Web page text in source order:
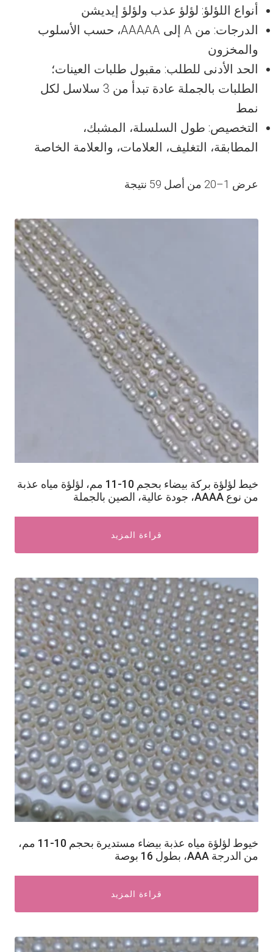
أنواع اللؤلؤ: لؤلؤ عذب ولؤلؤ إيديشن
الدرجات: من A إلى AAAAA، حسب الأسلوب
والمخزون
الحد الأدنى للطلب: مقبول طلبات العينات؛
الطلبات بالجملة عادة تبدأ من 3 سلاسل لكل
نمط
التخصيص: طول السلسلة، المشبك،
المطابقة، التغليف، العلامات، والعلامة الخاصة
عرض 1–20 من أصل 59 نتيجة
خيط لؤلؤة بركة بيضاء بحجم 10-11 مم، لؤلؤة مياه عذبة
من نوع AAAA، جودة عالية، الصين بالجملة
قراءة المزيد
خيوط لؤلؤة مياه عذبة بيضاء مستديرة بحجم 10-11 مم،
من الدرجة AAA، بطول 16 بوصة
قراءة المزيد